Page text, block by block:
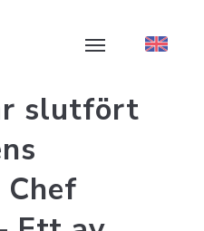
slutfört